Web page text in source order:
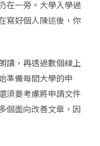
在一旁。大學入學過
寫好個人陳述後，你
讀，再透過數個線上
準備每間大學的申
須要考慮將申請文件
個面向改善文章，因